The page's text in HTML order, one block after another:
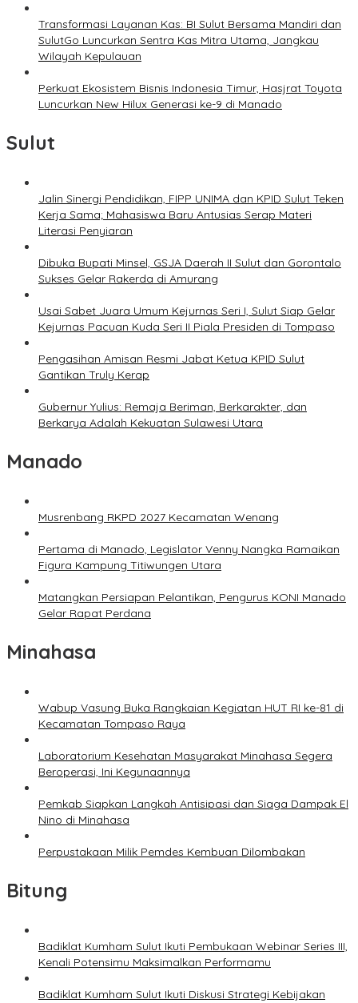
Transformasi Layanan Kas: BI Sulut Bersama Mandiri dan
SulutGo Luncurkan Sentra Kas Mitra Utama, Jangkau
Wilayah Kepulauan
Perkuat Ekosistem Bisnis Indonesia Timur, Hasjrat Toyota
Luncurkan New Hilux Generasi ke-9 di Manado
Sulut
Jalin Sinergi Pendidikan, FIPP UNIMA dan KPID Sulut Teken
Kerja Sama; Mahasiswa Baru Antusias Serap Materi
Literasi Penyiaran
Dibuka Bupati Minsel, GSJA Daerah II Sulut dan Gorontalo
Sukses Gelar Rakerda di Amurang
Usai Sabet Juara Umum Kejurnas Seri I, Sulut Siap Gelar
Kejurnas Pacuan Kuda Seri II Piala Presiden di Tompaso
Pengasihan Amisan Resmi Jabat Ketua KPID Sulut
Gantikan Truly Kerap
Gubernur Yulius: Remaja Beriman, Berkarakter, dan
Berkarya Adalah Kekuatan Sulawesi Utara
Manado
Musrenbang RKPD 2027 Kecamatan Wenang
Pertama di Manado, Legislator Venny Nangka Ramaikan
Figura Kampung Titiwungen Utara
Matangkan Persiapan Pelantikan, Pengurus KONI Manado
Gelar Rapat Perdana
Minahasa
Wabup Vasung Buka Rangkaian Kegiatan HUT RI ke-81 di
Kecamatan Tompaso Raya
Laboratorium Kesehatan Masyarakat Minahasa Segera
Beroperasi, Ini Kegunaannya
Pemkab Siapkan Langkah Antisipasi dan Siaga Dampak El
Nino di Minahasa
Perpustakaan Milik Pemdes Kembuan Dilombakan
Bitung
Badiklat Kumham Sulut Ikuti Pembukaan Webinar Series III,
Kenali Potensimu Maksimalkan Performamu
Badiklat Kumham Sulut Ikuti Diskusi Strategi Kebijakan